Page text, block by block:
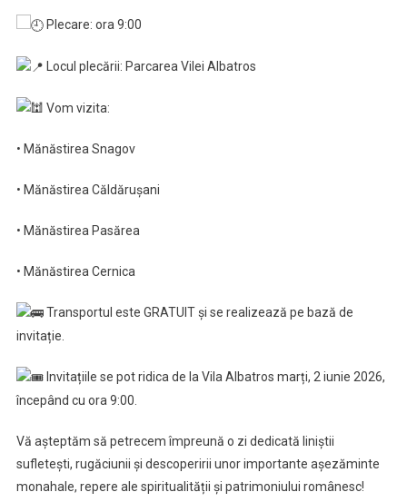
Plecare: ora 9:00
Locul plecării: Parcarea Vilei Albatros
Vom vizita:
• Mănăstirea Snagov
• Mănăstirea Căldărușani
• Mănăstirea Pasărea
• Mănăstirea Cernica
Transportul este GRATUIT și se realizează pe bază de
invitație.
Invitațiile se pot ridica de la Vila Albatros marți, 2 iunie 2026,
începând cu ora 9:00.
Vă așteptăm să petrecem împreună o zi dedicată liniștii
sufletești, rugăciunii și descoperirii unor importante așezăminte
monahale, repere ale spiritualității și patrimoniului românesc!